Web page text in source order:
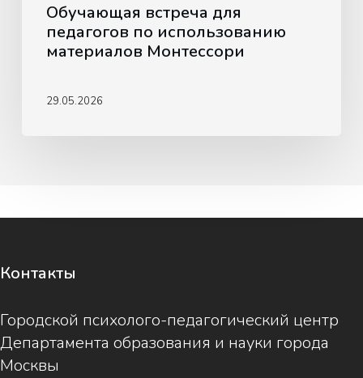
Обучающая встреча для
педагогов по использованию
материалов Монтессори
29.05.2026
Контакты
Городской психолого-педагогический центр
Департамента образования и науки города
Москвы